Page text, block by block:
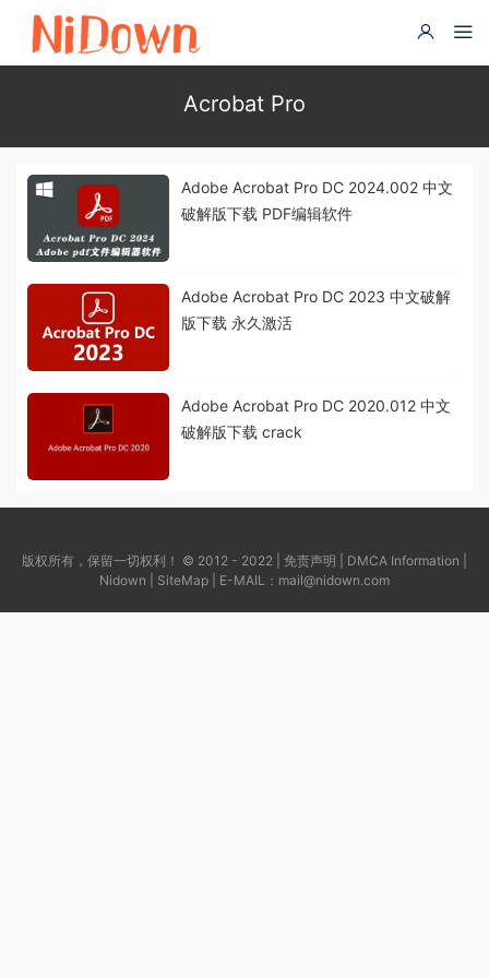
Acrobat Pro
Adobe Acrobat Pro DC 2024.002 中文
破解版下载 PDF编辑软件
Adobe Acrobat Pro DC 2023 中文破解
版下载 永久激活
Adobe Acrobat Pro DC 2020.012 中文
破解版下载 crack
版权所有，保留一切权利！ © 2012 - 2022 | 免责声明 DMCA Information
Nidown
SiteMap | E-MAIL： mail@nidown.com